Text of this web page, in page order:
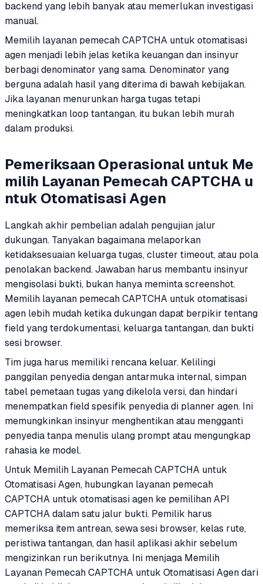
backend yang lebih banyak atau memerlukan investigasi
manual.
Memilih layanan pemecah CAPTCHA untuk otomatisasi
agen menjadi lebih jelas ketika keuangan dan insinyur
berbagi denominator yang sama. Denominator yang
berguna adalah hasil yang diterima di bawah kebijakan.
Jika layanan menurunkan harga tugas tetapi
meningkatkan loop tantangan, itu bukan lebih murah
dalam produksi.
Pemeriksaan Operasional untuk Me
milih Layanan Pemecah CAPTCHA u
ntuk Otomatisasi Agen
Langkah akhir pembelian adalah pengujian jalur
dukungan. Tanyakan bagaimana melaporkan
ketidaksesuaian keluarga tugas, cluster timeout, atau pola
penolakan backend. Jawaban harus membantu insinyur
mengisolasi bukti, bukan hanya meminta screenshot.
Memilih layanan pemecah CAPTCHA untuk otomatisasi
agen lebih mudah ketika dukungan dapat berpikir tentang
field yang terdokumentasi, keluarga tantangan, dan bukti
sesi browser.
Tim juga harus memiliki rencana keluar. Kelilingi
panggilan penyedia dengan antarmuka internal, simpan
tabel pemetaan tugas yang dikelola versi, dan hindari
menempatkan field spesifik penyedia di planner agen. Ini
memungkinkan insinyur menghentikan atau mengganti
penyedia tanpa menulis ulang prompt atau mengungkap
rahasia ke model.
Untuk Memilih Layanan Pemecah CAPTCHA untuk
Otomatisasi Agen, hubungkan layanan pemecah
CAPTCHA untuk otomatisasi agen ke pemilihan API
CAPTCHA dalam satu jalur bukti. Pemilik harus
memeriksa item antrean, sewa sesi browser, kelas rute,
peristiwa tantangan, dan hasil aplikasi akhir sebelum
mengizinkan run berikutnya. Ini menjaga Memilih
Layanan Pemecah CAPTCHA untuk Otomatisasi Agen dari